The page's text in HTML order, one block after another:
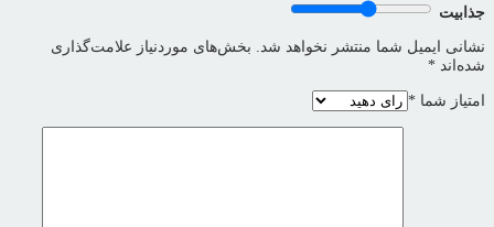
جذابیت
نشانی ایمیل شما منتشر نخواهد شد. بخش‌های موردنیاز علامت‌گذاری
شده‌اند *
امتیاز شما *